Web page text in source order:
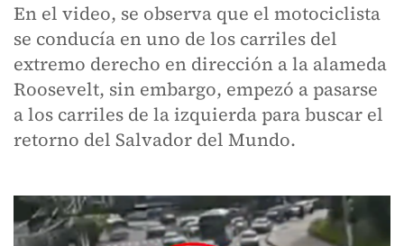
En el video, se observa que el motociclista
se conducía en uno de los carriles del
extremo derecho en dirección a la alameda
Roosevelt, sin embargo, empezó a pasarse
a los carriles de la izquierda para buscar el
retorno del Salvador del Mundo.